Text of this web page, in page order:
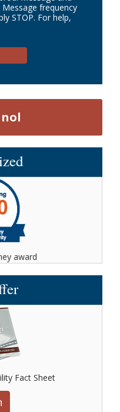
frequency
STOP. For help,
award
Fact Sheet